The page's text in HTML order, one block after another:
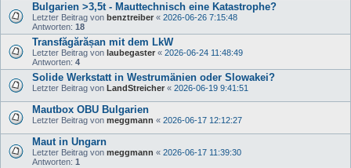
Bulgarien >3,5t - Mauttechnisch eine Katastrophe?
Letzter Beitrag von benztreiber « 2026-06-26 7:15:48
Antworten: 18
Transfăgărășan mit dem LkW
Letzter Beitrag von laubegaster « 2026-06-24 11:48:49
Antworten: 4
Solide Werkstatt in Westrumänien oder Slowakei?
Letzter Beitrag von LandStreicher « 2026-06-19 9:41:51
Mautbox OBU Bulgarien
Letzter Beitrag von meggmann « 2026-06-17 12:12:27
Maut in Ungarn
Letzter Beitrag von meggmann « 2026-06-17 11:39:30
Antworten: 1